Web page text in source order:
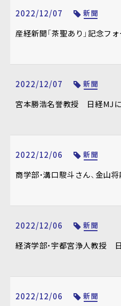
2022/12/07 新聞
産経新聞「茶聖あり」記念
2022/12/07 新聞
宮本勝浩名誉教授 日経MJ
2022/12/06 新聞
商学部・溝口駿斗さん、金
2022/12/06 新聞
経済学部・宇都宮浄人教授
2022/12/06 新聞